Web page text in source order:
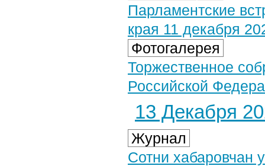
Парламентские
края 11 декабря
Фотогалерея
Торжественное
Российской
13 Декабря
Журнал
Сотни хабаровчан